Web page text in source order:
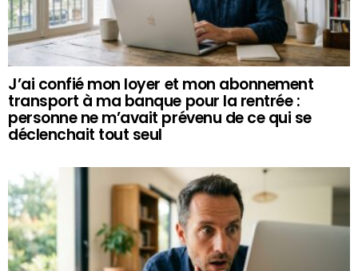
J’ai confié mon loyer et mon abonnement
transport à ma banque pour la rentrée :
personne ne m’avait prévenu de ce qui se
déclenchait tout seul